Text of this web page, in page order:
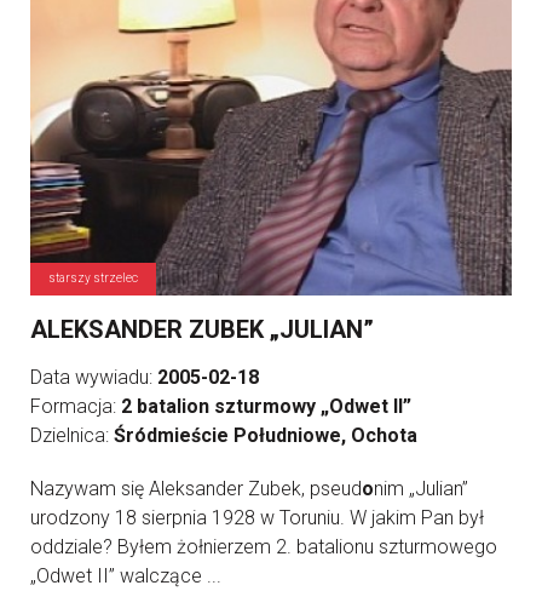
starszy strzelec
ALEKSANDER ZUBEK „JULIAN”
Data wywiadu: 2005-02-18
Formacja: 2 batalion szturmowy „Odwet II”
Dzielnica: Śródmieście Południowe, Ochota
Nazywam się Aleksander Zubek, pseudonim „Julian”
urodzony 18 sierpnia 1928 w Toruniu. W jakim Pan był
oddziale? Byłem żołnierzem 2. batalionu szturmowego
„Odwet II” walczące ...